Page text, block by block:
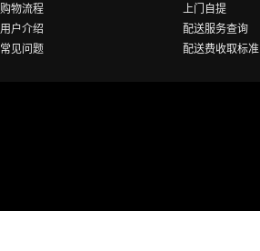
购物流程
用户介绍
常见问题
上门自提
配送服务查询
配送费收取标准